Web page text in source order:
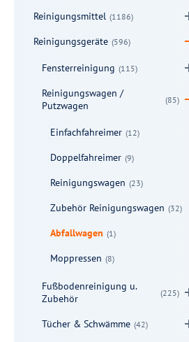
Reinigungsmittel (1186)
Reinigungsgeräte (596)
Fensterreinigung (115)
Reinigungswagen /
Putzwagen
(85)
Einfachfahreimer (12)
Doppelfahreimer (9)
Reinigungswagen (23)
Zubehör Reinigungswagen (32)
Abfallwagen (1)
Moppressen (8)
Fußbodenreinigung u.
Zubehör
(225)
Tücher & Schwämme (42)